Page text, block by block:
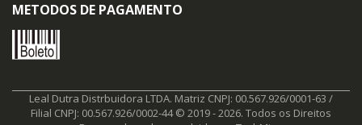
METODOS DE PAGAMENTO
Leal Dutra Distrbuidora LTDA. Matriz CNPJ: 00.567.926/0001-63 /
Filial CNPJ: 00.567.926/0002-44 © 2019 - 2026. Todos os Direitos